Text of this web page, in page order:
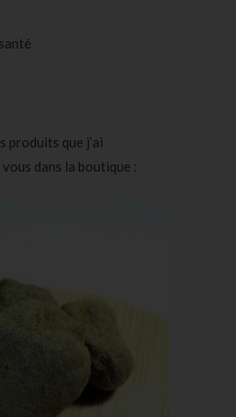
produits que j’ai
dans la boutique :